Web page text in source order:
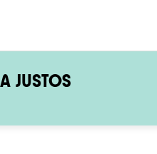
JUSTOS